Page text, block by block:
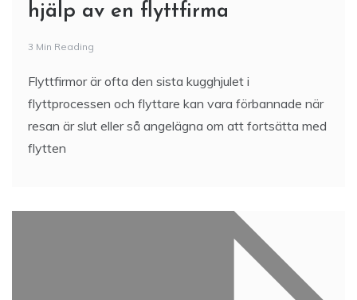
hjälp av en flyttfirma
3 Min Reading
Flyttfirmor är ofta den sista kugghjulet i
flyttprocessen och flyttare kan vara förbannade när
resan är slut eller så angelägna om att fortsätta med
flytten